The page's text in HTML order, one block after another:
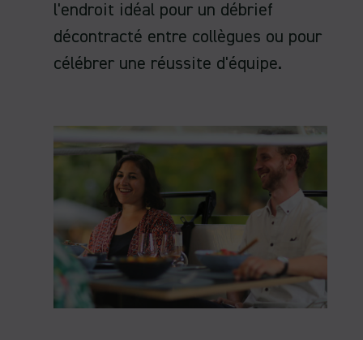
l'endroit idéal pour un débrief
décontracté entre collègues ou pour
célébrer une réussite d'équipe.